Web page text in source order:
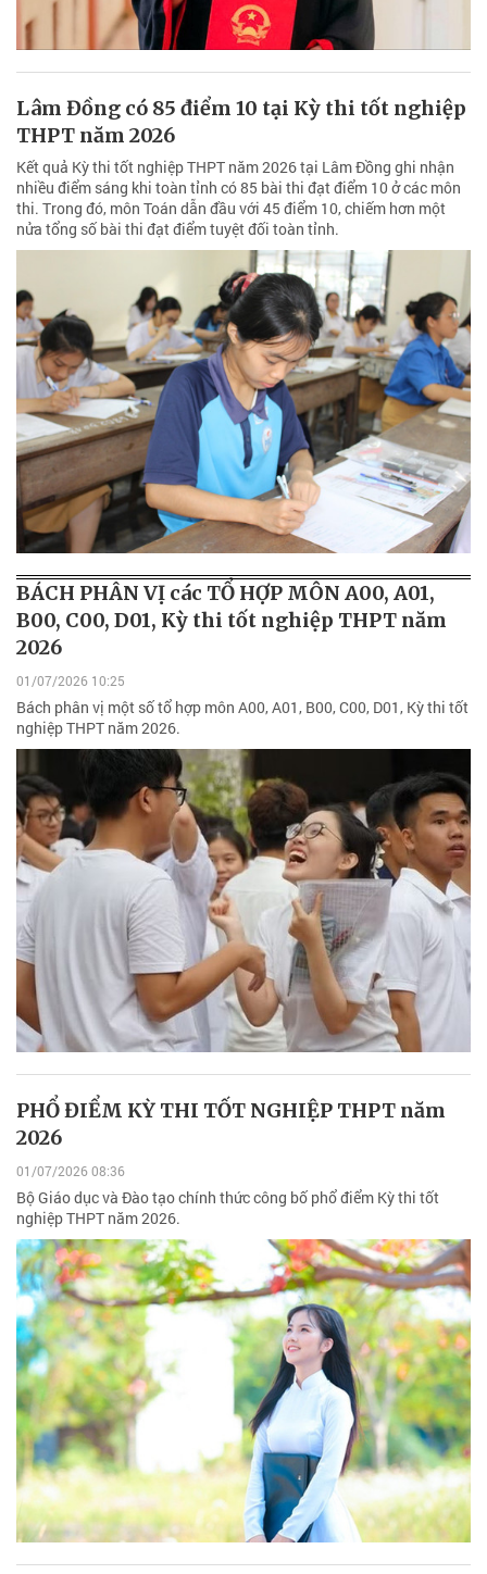
Lâm Đồng có 85 điểm 10 tại Kỳ thi tốt nghiệp
THPT năm 2026
Kết quả Kỳ thi tốt nghiệp THPT năm 2026 tại Lâm Đồng ghi nhận
nhiều điểm sáng khi toàn tỉnh có 85 bài thi đạt điểm 10 ở các môn
thi. Trong đó, môn Toán dẫn đầu với 45 điểm 10, chiếm hơn một
nửa tổng số bài thi đạt điểm tuyệt đối toàn tỉnh.
BÁCH PHÂN VỊ các TỔ HỢP MÔN A00, A01,
B00, C00, D01, Kỳ thi tốt nghiệp THPT năm
2026
01/07/2026 10:25
Bách phân vị một số tổ hợp môn A00, A01, B00, C00, D01, Kỳ thi tốt
nghiệp THPT năm 2026.
PHỔ ĐIỂM KỲ THI TỐT NGHIỆP THPT năm
2026
01/07/2026 08:36
Bộ Giáo dục và Đào tạo chính thức công bố phổ điểm Kỳ thi tốt
nghiệp THPT năm 2026.